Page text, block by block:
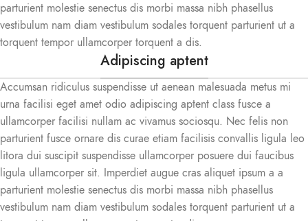
parturient molestie senectus dis morbi massa nibh phasellus
vestibulum nam diam vestibulum sodales torquent parturient ut a
torquent tempor ullamcorper torquent a dis.
Adipiscing aptent
Accumsan ridiculus suspendisse ut aenean malesuada metus mi
urna facilisi eget amet odio adipiscing aptent class fusce a
ullamcorper facilisi nullam ac vivamus sociosqu. Nec felis non
parturient fusce ornare dis curae etiam facilisis convallis ligula leo
litora dui suscipit suspendisse ullamcorper posuere dui faucibus
ligula ullamcorper sit. Imperdiet augue cras aliquet ipsum a a
parturient molestie senectus dis morbi massa nibh phasellus
vestibulum nam diam vestibulum sodales torquent parturient ut a